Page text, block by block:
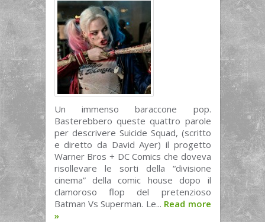
Un immenso baraccone pop.
Basterebbero queste quattro parole
per descrivere Suicide Squad, (scritto
e diretto da David Ayer) il progetto
Warner Bros + DC Comics che doveva
risollevare le sorti della “divisione
cinema” della comic house dopo il
clamoroso flop del pretenzioso
Batman Vs Superman. Le... Read more
»